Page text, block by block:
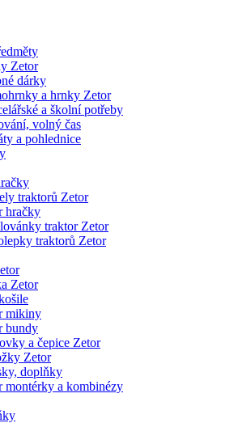
Zetor
dárky
a hrnky Zetor
a školní potřeby
volný čas
a pohlednice
traktorů Zetor
hračky
traktor Zetor
traktorů Zetor
Zetor
mikiny
bundy
a čepice Zetor
Zetor
doplňky
montérky a kombinézy